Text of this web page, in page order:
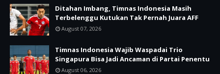
Ditahan Imbang, Timnas Indonesia Masih
Terbelenggu Kutukan Tak Pernah Juara AFF
August 07, 2026
Timnas Indonesia Wajib Waspadai Trio
Singapura Bisa Jadi Ancaman di Partai Penentu
August 06, 2026